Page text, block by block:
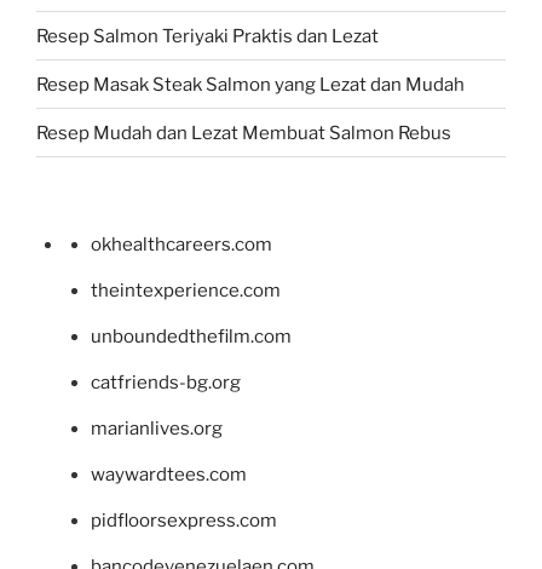
Resep Salmon Teriyaki Praktis dan Lezat
Resep Masak Steak Salmon yang Lezat dan Mudah
Resep Mudah dan Lezat Membuat Salmon Rebus
okhealthcareers.com
theintexperience.com
unboundedthefilm.com
catfriends-bg.org
marianlives.org
waywardtees.com
pidfloorsexpress.com